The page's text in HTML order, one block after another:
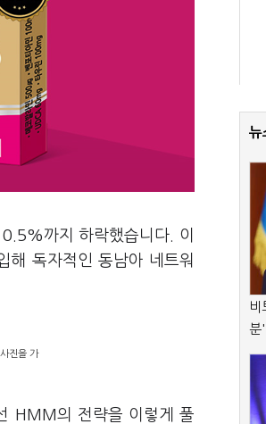
까지 하락했습니다. 이
독자적인 동남아 네트워
진을 가
HMM의 전략을 이렇게 풀
뉴
비
분'